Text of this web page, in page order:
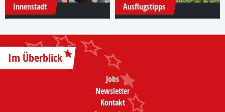
Innenstadt Ausflugstipps
Im Überblick
Jobs
Newsletter
Kontakt